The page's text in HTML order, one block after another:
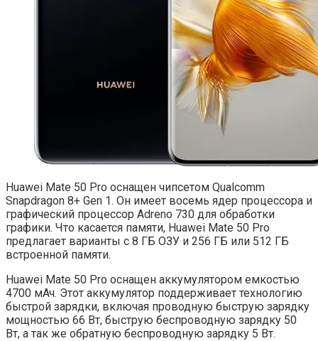
Huawei Mate 50 Pro оснащен чипсетом Qualcomm
Snapdragon 8+ Gen 1. Он имеет восемь ядер процессора и
графический процессор Adreno 730 для обработки
графики. Что касается памяти, Huawei Mate 50 Pro
предлагает варианты с 8 ГБ ОЗУ и 256 ГБ или 512 ГБ
встроенной памяти.
Huawei Mate 50 Pro оснащен аккумулятором емкостью
4700 мАч. Этот аккумулятор поддерживает технологию
быстрой зарядки, включая проводную быструю зарядку
мощностью 66 Вт, быструю беспроводную зарядку 50
Вт, а так же обратную беспроводную зарядку 5 Вт.